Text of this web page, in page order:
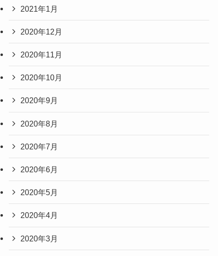
2021年1月
2020年12月
2020年11月
2020年10月
2020年9月
2020年8月
2020年7月
2020年6月
2020年5月
2020年4月
2020年3月